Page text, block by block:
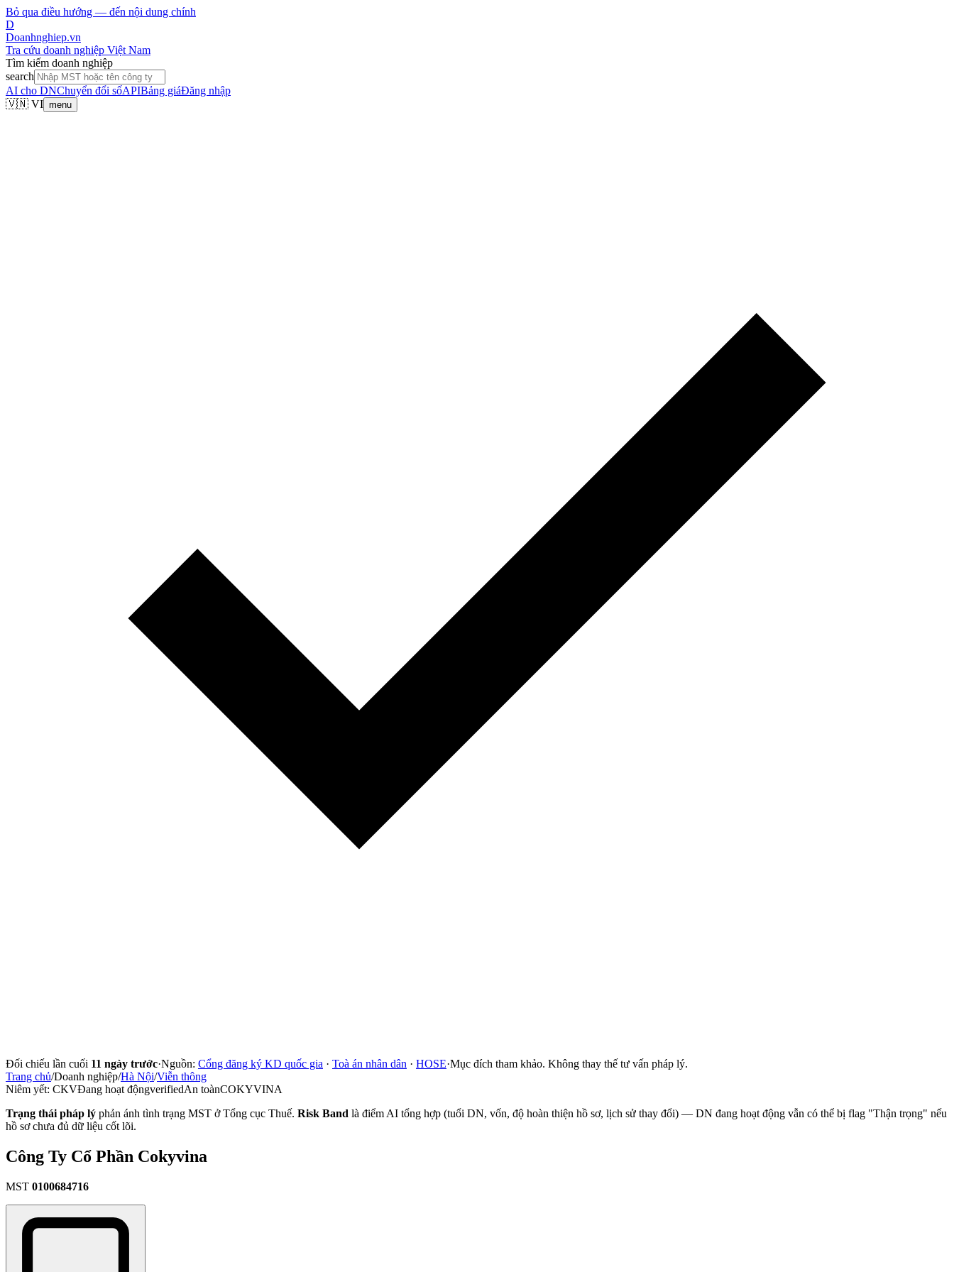
Bỏ qua điều hướng — đến nội dung chính
D
Doanhnghiep.vn
Tra cứu doanh nghiệp Việt Nam
Tìm kiếm doanh nghiệp
search
AI cho DNChuyển đổi sốAPIBảng giáĐăng nhập
🇻🇳 VI menu
Đối chiếu lần cuối 11 ngày trước·Nguồn: Cổng đăng ký KD quốc gia · Toà án nhân dân · HOSE·Mục đích tham khảo. Không thay thế tư vấn pháp lý.
Trang chủ/Doanh nghiệp/Hà Nội/Viễn thông
Niêm yết: CKVĐang hoạt độngverifiedAn toànCOKYVINA
Trạng thái pháp lý phản ánh tình trạng MST ở Tổng cục Thuế. Risk Band là điểm AI tổng hợp (tuổi DN, vốn, độ hoàn thiện hồ sơ, lịch sử thay đổi) — DN đang hoạt động vẫn có thể bị flag "Thận trọng" nếu
hồ sơ chưa đủ dữ liệu cốt lõi.
Công Ty Cổ Phần Cokyvina
MST 0100684716